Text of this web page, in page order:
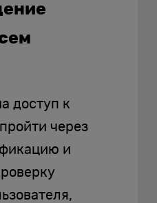
доступ к
через
и